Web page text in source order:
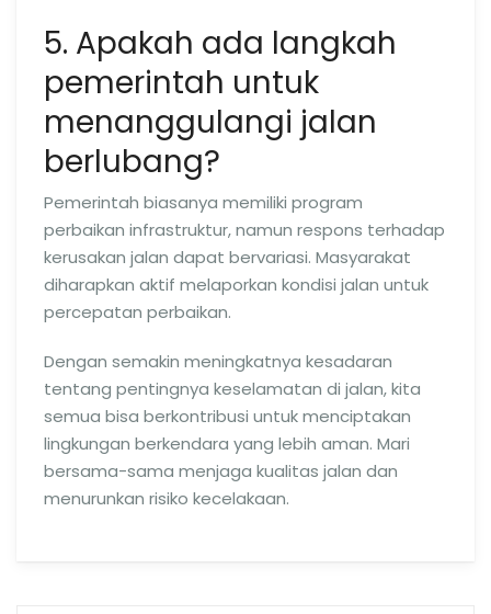
5. Apakah ada langkah
pemerintah untuk
menanggulangi jalan
berlubang?
Pemerintah biasanya memiliki program
perbaikan infrastruktur, namun respons terhadap
kerusakan jalan dapat bervariasi. Masyarakat
diharapkan aktif melaporkan kondisi jalan untuk
percepatan perbaikan.
Dengan semakin meningkatnya kesadaran
tentang pentingnya keselamatan di jalan, kita
semua bisa berkontribusi untuk menciptakan
lingkungan berkendara yang lebih aman. Mari
bersama-sama menjaga kualitas jalan dan
menurunkan risiko kecelakaan.